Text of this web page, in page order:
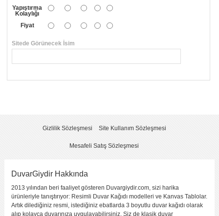
Yapıştırma
Kolaylığı
Fiyat
Sitede Görünecek İsim
Yorumu Gönder
Gizlilik Sözleşmesi Site Kullanım Sözleşmesi
Mesafeli Satış Sözleşmesi
DuvarGiydir Hakkında
2013 yılından beri faaliyet gösteren Duvargiydir.com, sizi harika
ürünleriyle tanıştırıyor: Resimli Duvar Kağıdı modelleri ve Kanvas Tablolar.
Artık dilediğiniz resmi, istediğiniz ebatlarda 3 boyutlu duvar kağıdı olarak
alıp kolayca duvarınıza uygulayabilirsiniz. Siz de klasik duvar